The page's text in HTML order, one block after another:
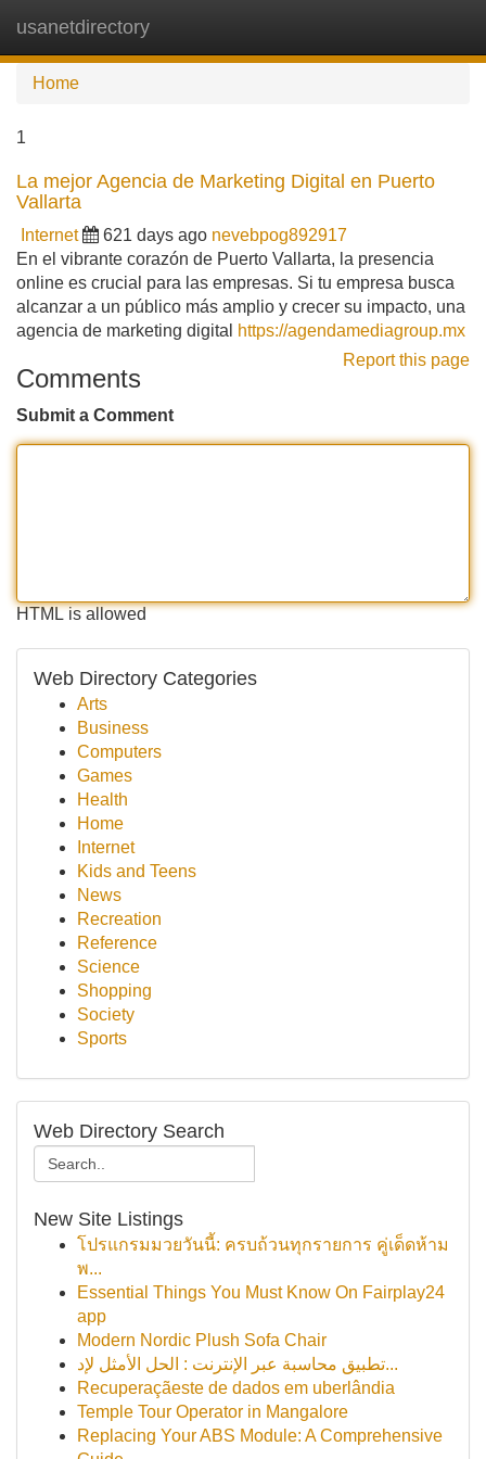
usanetdirectory
Home
1
La mejor Agencia de Marketing Digital en Puerto
Vallarta
Internet 621 days ago nevebpog892917
En el vibrante corazón de Puerto Vallarta, la presencia
online es crucial para las empresas. Si tu empresa busca
alcanzar a un público más amplio y crecer su impacto, una
agencia de marketing digital
https://agendamediagroup.mx
Report this page
Comments
Submit a Comment
HTML is allowed
Web Directory Categories
Arts
Business
Computers
Games
Health
Home
Internet
Kids and Teens
News
Recreation
Reference
Science
Shopping
Society
Sports
Web Directory Search
New Site Listings
โปรแกรมมวยวันนี้: ครบถ้วนทุกรายการ คู่เด็ดห้าม
พ...
Essential Things You Must Know On Fairplay24
app
Modern Nordic Plush Sofa Chair
تطبيق محاسبة عبر الإنترنت : الحل الأمثل لإد...
Recuperaçãeste de dados em uberlândia
Temple Tour Operator in Mangalore
Replacing Your ABS Module: A Comprehensive